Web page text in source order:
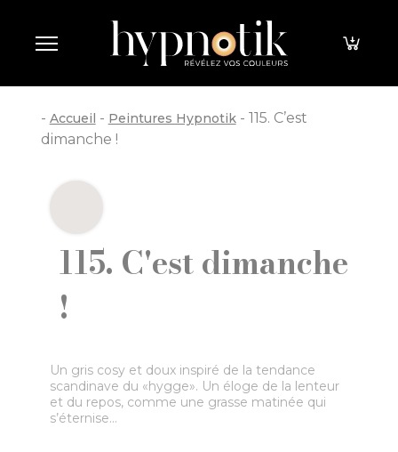
- Accueil - Peintures Hypnotik- 115. C’est
dimanche !
115. C'est dimanche
!
Un gris cosy et doux inspiré de la tendance
scandinave du «hygge». Un éloge de la lenteur
et du repos, comme une grasse matinée qui
s’éternise…